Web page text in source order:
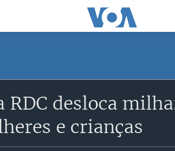
desloca
e crianças